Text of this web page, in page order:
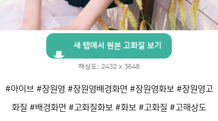
새 탭에서 원본 고화질 보기
해상도: 2432 x 3648
#아이브 #장원영 #장원영배경화면 #장원영화보 #장원영고
화질 #배경화면 #고화질화보 #화보 #고화질 #고해상도